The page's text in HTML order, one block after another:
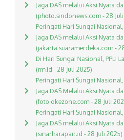
Jaga DAS melalui Aksi Nyata
(photo.sindonews.com - 28
Peringati Hari Sungai
Jaga DAS melalui Aksi Nyata
(jakarta.suaramerdeka.com -
Di Hari Sungai Nasional, PPLI
(rm.id - 28 Juli 2025)
Peringati Hari Sungai
Jaga DAS Melalui Aksi Nyata
(foto.okezone.com - 28 Juli
Peringati Hari Sungai
Jaga DAS melalui Aksi Nyata
(sinarharapan.id - 28 Juli 2025)